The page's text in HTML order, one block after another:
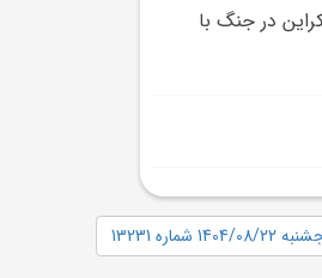
در جنگ با
13231